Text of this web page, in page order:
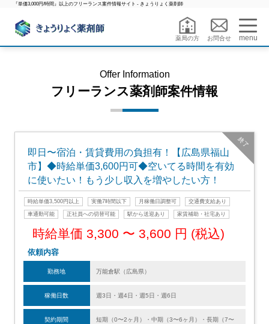
『単価3,000円/時間』以上のフリーランス案件情報サイト - きょうりょく薬剤師
薬局の方 お問合せ menu
Offer Information
フリーランス薬剤師案件情報
終了
即日〜宿泊・賃貸費用の負担有！【広島県福山
市】◆時給単価3,600円可◆空いてる時間を有効
に使いたい！もう少し収入を増やしたい方！
時給単価3,500円以上 実働7時間以下 月稼働日調整可 交通費支給あり
車通勤可能 正社員への切替可能 駅から送迎あり 家賃補助・社宅あり
時給単価 3,300 〜 3,600 円 (税込)
依頼内容
勤務地 万能倉駅（広島県）
稼働日数 週3日・週4日・週5日・週6日
契約期間
短期（0〜2ヶ月）・中期（3〜6ヶ月）・長期（7〜